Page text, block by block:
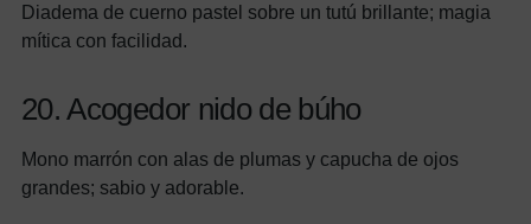
Diadema de cuerno pastel sobre un tutú brillante; magia
mítica con facilidad.
20. Acogedor nido de búho
Mono marrón con alas de plumas y capucha de ojos
grandes; sabio y adorable.